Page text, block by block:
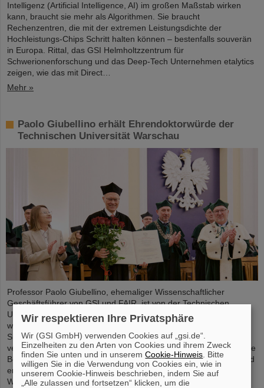
Intelligenz (Artificial Intelligence, AI) im großen Maßstab wirken
kann, braucht sie mehr als Algorithmen. Sie braucht
Rechenzentren, die mit der extremen Leistungsdichte der
Hochleistungs-Chips Schritt halten können – bestenfalls souverän
in Europa. Rittal, das GSI Helmholtzzentrum für
Schwerionenforschung und das Deep-Tech Unternehmen etalytics
zeigen, wie das mit Direct…
Mehr »
Paolo Giubellino erhält Ehrendoktorwürde der
Technischen Universität Warschau
Professor Paolo Giubellino, ehemaliger Wissenschaftlicher
Geschäftsführer von GSI und FAIR, ist von der Technischen
Universität Warschau mit der Ehrendoktorwürde ausgezeichnet
worden. Sie wurde am 6. Mai 2026 im Rahmen einer feierlichen
Sitzung des Senats der Technischen Universität Warschau
verliehen. Die Universität würdigt damit Giubellinos herausragende
Beiträge zur Kern- und Teilchenphysik sowie seine langjährige und
erfolgreiche Zusammenarbeit mit der Technischen Universität
Warschau. ...
Wir respektieren Ihre Privatsphäre
Wir (GSI GmbH) verwenden Cookies auf „gsi.de“.
Einzelheiten zu den Arten von Cookies und ihrem Zweck
finden Sie unten und in unseremCookie-Hinweis . Bitte
willigen Sie in die Verwendung von Cookies ein, wie in
unserem Cookie-Hinweis beschrieben, indem Sie auf
„Alle zulassen und fortsetzen“ klicken, um die